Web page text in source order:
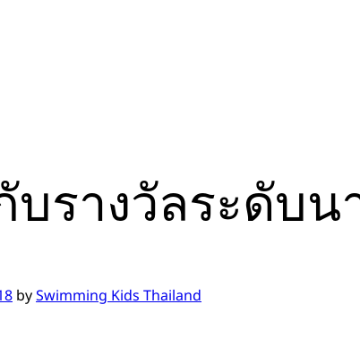
บรางวัลระดับน
bySwimming Kids Thailand